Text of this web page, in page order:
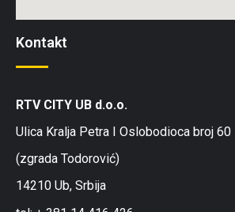
Kontakt
RTV CITY UB d.o.o.
Ulica Kralja Petra I Oslobodioca broj 60
(zgrada Todorović)
14210 Ub, Srbija